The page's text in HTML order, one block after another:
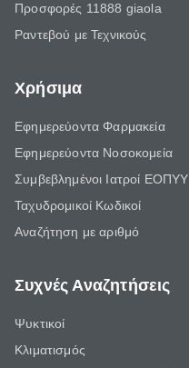
Προσφορές 11888 giaola
Ραντεβού με Τεχνικούς
Χρήσιμα
Εφημερεύοντα Φαρμακεία
Εφημερεύοντα Νοσοκομεία
Συμβεβλημένοι Ιατροί ΕΟΠΥΥ
Ταχυδρομικοί Κωδικοί
Αναζήτηση με αριθμό
Συχνές Αναζητήσεις
Ψυκτικοί
Κλιματισμός